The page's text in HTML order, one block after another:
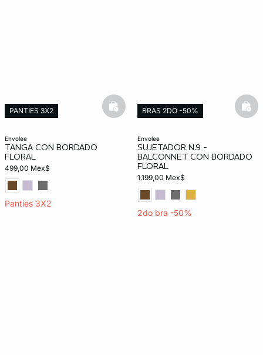
envolee
TANGA CON BORDADO
FLORAL
499,00 Mex$
Panties 3X2
PANTIES 3X2
basketfull
envolee
SUJETADOR N.9 -
BALCONNET CON BORDADO
FLORAL
1.199,00 Mex$
2do bra -50%
BRAS 2DO -50%